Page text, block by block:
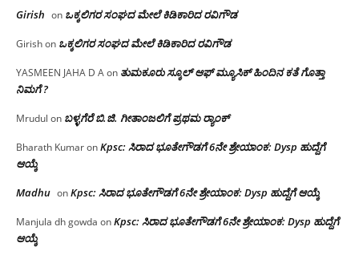
Girish on ಒಕ್ಕಲಿಗರ ಸಂಘದ ಮೇಲೆ ಕಿಡಿಕಾರಿದ ರವಿಗೌಡ
Girishon ಒಕ್ಕಲಿಗರ ಸಂಘದ ಮೇಲೆ ಕಿಡಿಕಾರಿದ ರವಿಗೌಡ
YASMEEN JAHA D Aon ತುಮಕೂರು ಸ್ಕೂಲ್ ಆಫ್ ಮ್ಯೂಸಿಕ್ ಹಿಂದಿನ ಕತೆ ಗೊತ್ತಾ
ನಿಮಗೆ ?
Mrudul on ಬಳ್ಳಗೆರೆ ಬಿ.ಜಿ. ಗೀತಾಂಜಲಿಗೆ ಪ್ರಥಮ ರ‌್ಯಾಂಕ್
Bharath KumaronKpsc: ಸಿರಾದ ಭೂತೇಗೌಡಗೆ 6ನೇ ಶ್ರೇಯಾಂಕ: Dysp ಹುದ್ದೆಗೆ
ಆಯ್ಕೆ
Madhu onKpsc: ಸಿರಾದ ಭೂತೇಗೌಡಗೆ 6ನೇ ಶ್ರೇಯಾಂಕ: Dysp ಹುದ್ದೆಗೆ ಆಯ್ಕೆ
Manjula dh gowda onKpsc: ಸಿರಾದ ಭೂತೇಗೌಡಗೆ 6ನೇ ಶ್ರೇಯಾಂಕ: Dysp ಹುದ್ದೆಗೆ
ಆಯ್ಕೆ